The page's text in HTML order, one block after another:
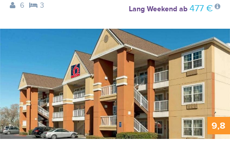
6
3 Lang Weekendab 477 €
9,8